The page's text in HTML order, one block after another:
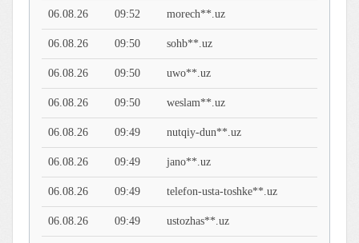
06.08.26 09:52 morech**.uz
06.08.26 09:50 sohb**.uz
06.08.26 09:50 uwo**.uz
06.08.26 09:50 weslam**.uz
06.08.26 09:49 nutqiy-dun**.uz
06.08.26 09:49 jano**.uz
06.08.26 09:49 telefon-usta-toshke**.uz
06.08.26 09:49 ustozhas**.uz